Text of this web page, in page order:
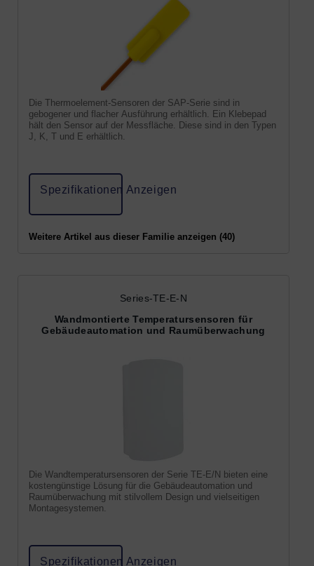
Die Thermoelement-Sensoren der SAP-Serie sind in
gebogener und flacher Ausführung erhältlich. Ein Klebepad
hält den Sensor auf der Messfläche. Diese sind in den Typen
J, K, T und E erhältlich.
Spezifikationen Anzeigen
Weitere Artikel aus dieser Familie anzeigen (40)
Series-TE-E-N
Wandmontierte Temperatursensoren für
Gebäudeautomation und Raumüberwachung
Die Wandtemperatursensoren der Serie TE-E/N bieten eine
kostengünstige Lösung für die Gebäudeautomation und
Raumüberwachung mit stilvollem Design und vielseitigen
Montagesystemen.
Spezifikationen Anzeigen